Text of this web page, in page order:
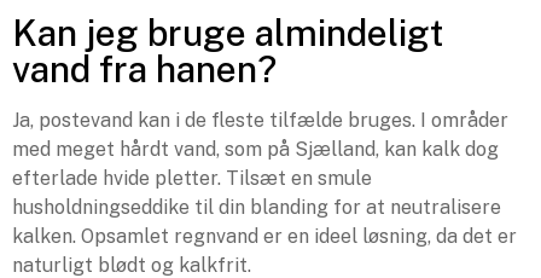
Kan jeg bruge almindeligt
vand fra hanen?
Ja, postevand kan i de fleste tilfælde bruges. I områder
med meget hårdt vand, som på Sjælland, kan kalk dog
efterlade hvide pletter. Tilsæt en smule
husholdningseddike til din blanding for at neutralisere
kalken. Opsamlet regnvand er en ideel løsning, da det er
naturligt blødt og kalkfrit.